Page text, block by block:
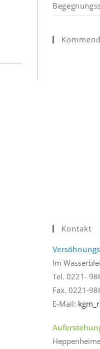
Kontakt
Im
Tel. 0221-
Fax. 0221-
E-Mail: